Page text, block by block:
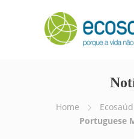
Home
Portuguese